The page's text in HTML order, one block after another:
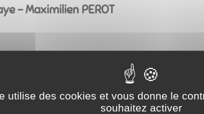
- Maximilien PEROT
utilise des cookies et vous donne le
souhaitez activer